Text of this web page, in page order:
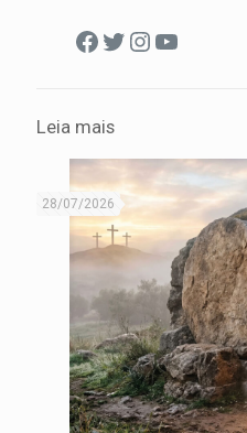
Facebook
Twitter
Instagram
Youtube
Leia mais
28/07/2026